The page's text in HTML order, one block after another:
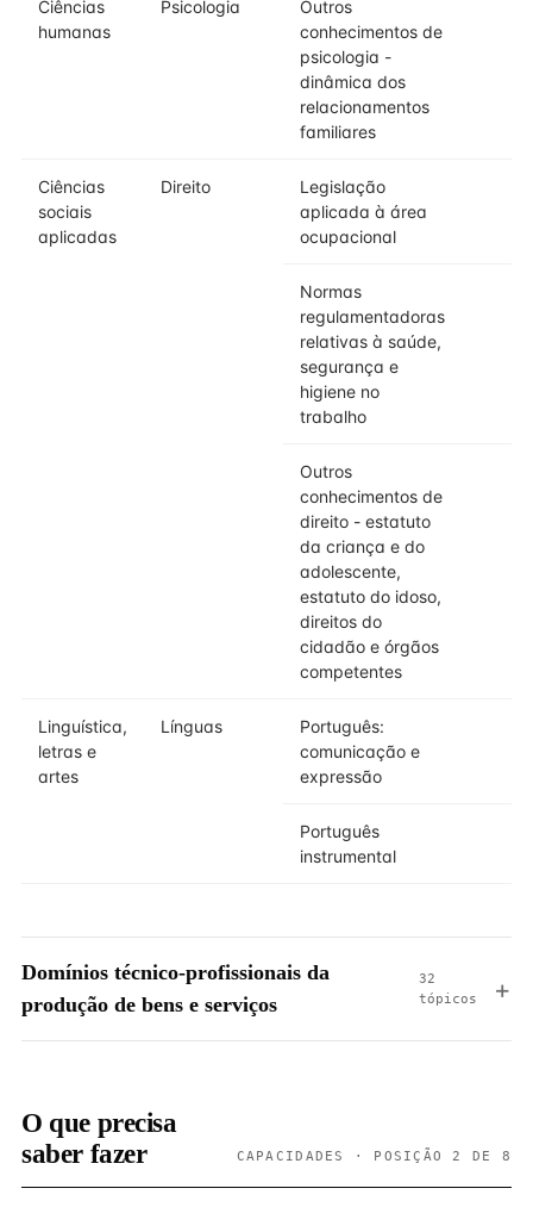
Ciências
humanas
Psicologia
Outros
conhecimentos de
psicologia -
dinâmica dos
relacionamentos
familiares
Ciências
sociais
aplicadas
Direito
Legislação
aplicada à área
ocupacional
Normas
regulamentadoras
relativas à saúde,
segurança e
higiene no
trabalho
Outros
conhecimentos de
direito - estatuto
da criança e do
adolescente,
estatuto do idoso,
direitos do
cidadão e órgãos
competentes
Linguística,
letras e
artes
Línguas
Português:
comunicação e
expressão
Português
instrumental
Domínios técnico-profissionais da
produção de bens e serviços
32
tópicos
O que precisa
saber fazer
CAPACIDADES · POSIÇÃO 2 DE 8